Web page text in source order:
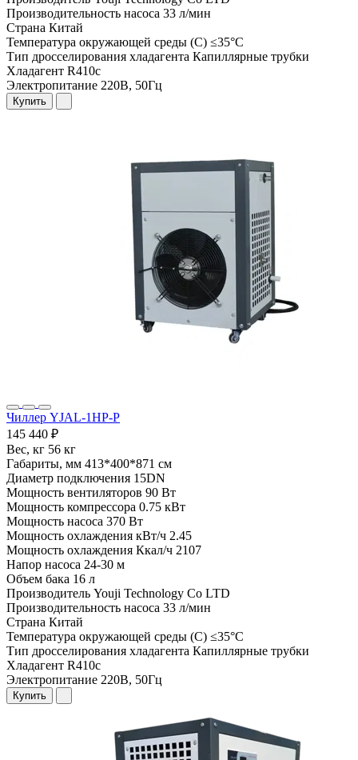
Производительность насоса 33 л/мин
Страна Китай
Температура окружающей среды (С) ≤35°C
Тип дросселирования хладагента Капиллярные трубки
Хладагент R410c
Электропитание 220В, 50Гц
Купить
Чиллер YJAL-1HP-P
145 440 ₽
Вес, кг 56 кг
Габариты, мм 413*400*871 см
Диаметр подключения 15DN
Мощность вентиляторов 90 Вт
Мощность компрессора 0.75 кВт
Мощность насоса 370 Вт
Мощность охлаждения кВт/ч 2.45
Мощность охлаждения Ккал/ч 2107
Напор насоса 24-30 м
Объем бака 16 л
Производитель Youji Technology Co LTD
Производительность насоса 33 л/мин
Страна Китай
Температура окружающей среды (С) ≤35°C
Тип дросселирования хладагента Капиллярные трубки
Хладагент R410c
Электропитание 220В, 50Гц
Купить